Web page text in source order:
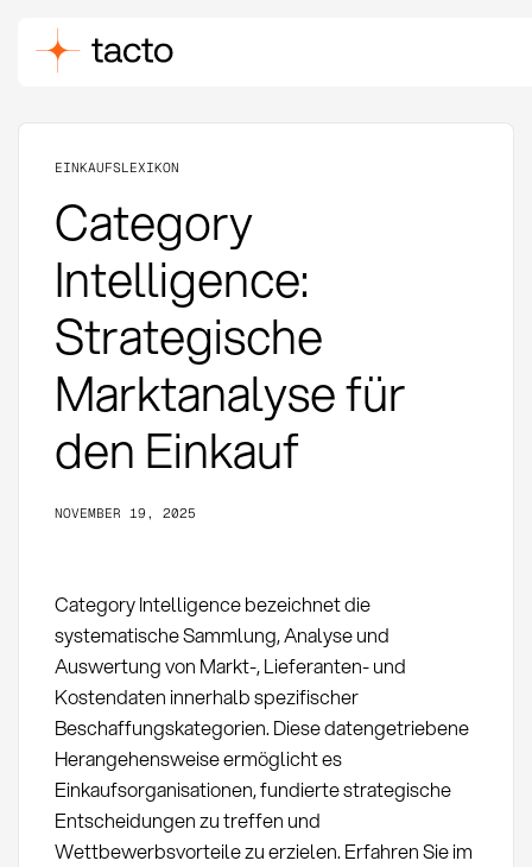
EINKAUFSLEXIKON
Category
Intelligence:
Strategische
Marktanalyse für
den Einkauf
NOVEMBER 19, 2025
Category Intelligence bezeichnet die
systematische Sammlung, Analyse und
Auswertung von Markt-, Lieferanten- und
Kostendaten innerhalb spezifischer
Beschaffungskategorien. Diese datengetriebene
Herangehensweise ermöglicht es
Einkaufsorganisationen, fundierte strategische
Entscheidungen zu treffen und
Wettbewerbsvorteile zu erzielen. Erfahren Sie im